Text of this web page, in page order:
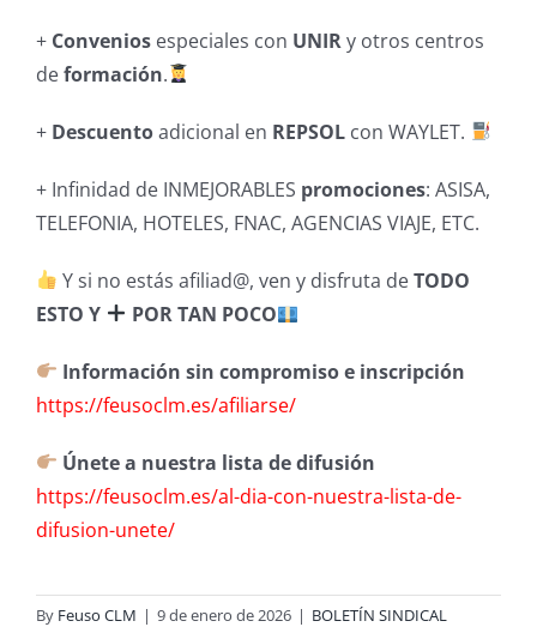
+ Conveniosespeciales con UNIRy otros centros
deformación.
+ Descuentoadicional en REPSOLcon WAYLET.
+ Infinidad de INMEJORABLES promociones: ASISA,
TELEFONIA, HOTELES, FNAC, AGENCIAS VIAJE, ETC.
Y si no estás afiliad@, ven y disfruta deTODO
ESTO Y
POR TAN POCO
Información sin compromiso e inscripción
https://feusoclm.es/afiliarse/
Únete a nuestra lista de difusión
https://feusoclm.es/al-dia-con-nuestra-lista-de-
difusion-unete/
By Feuso CLM | 9 de enero de 2026 | BOLETÍN SINDICAL